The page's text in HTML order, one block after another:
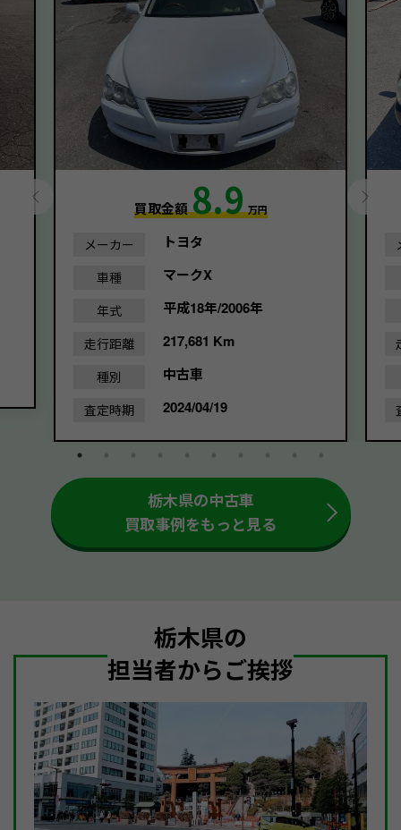
買取金額8.9 万円
メーカー トヨタ
車種 マークX
年式 平成18年/2006年
走行距離 217,681 Km
種別 中古車
査定時期 2024/04/19
栃木県の中古車
買取事例をもっと見る
栃木県の
担当者からご挨拶